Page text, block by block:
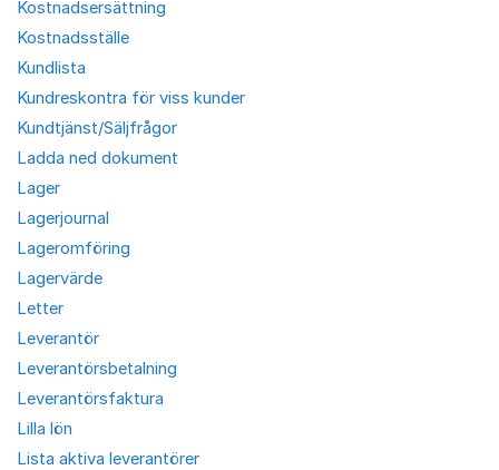
Kostnadsersättning
Kostnadsställe
Kundlista
Kundreskontra för viss kunder
Kundtjänst/Säljfrågor
Ladda ned dokument
Lager
Lagerjournal
Lageromföring
Lagervärde
Letter
Leverantör
Leverantörsbetalning
Leverantörsfaktura
Lilla lön
Lista aktiva leverantörer